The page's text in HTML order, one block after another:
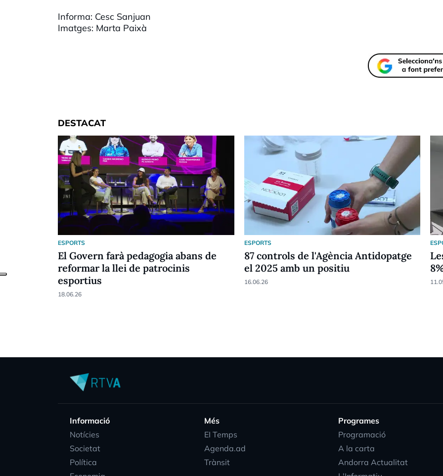
Informa: Cesc Sanjuan
Imatges: Marta Paixà
DESTACAT
ESPORTS
El Govern farà pedagogia abans de
reformar la llei de patrocinis
esportius
18.06.26
ESPORTS
87 controls de l'Agència Antidopatge
el 2025 amb un positiu
16.06.26
Informació
Notícies
Societat
Política
Més
EI Temps
Agenda.ad
Trànsit
Programes
Programació
A la carta
Andorra Actualitat